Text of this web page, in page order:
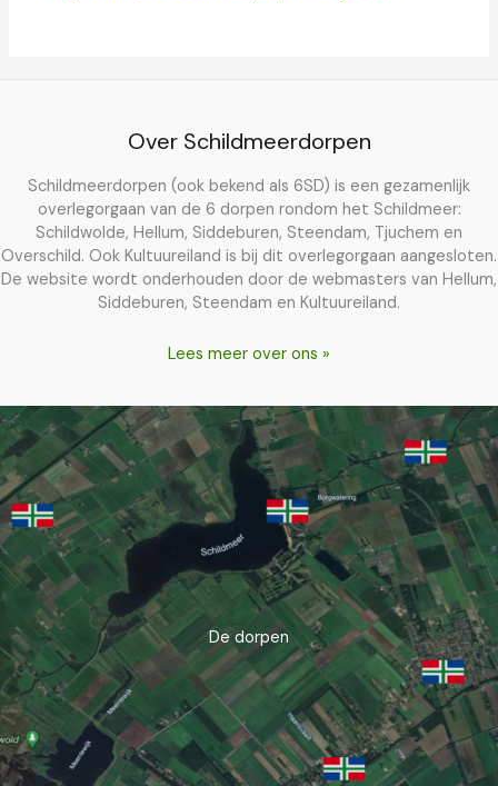
Over Schildmeerdorpen
Schildmeerdorpen (ook bekend als 6SD) is een gezamenlijk
overlegorgaan van de 6 dorpen rondom het Schildmeer:
Schildwolde, Hellum, Siddeburen, Steendam, Tjuchem en
Overschild. Ook Kultuureiland is bij dit overlegorgaan aangesloten.
De website wordt onderhouden door de webmasters van Hellum,
Siddeburen, Steendam en Kultuureiland.
Lees meer over ons »
De dorpen